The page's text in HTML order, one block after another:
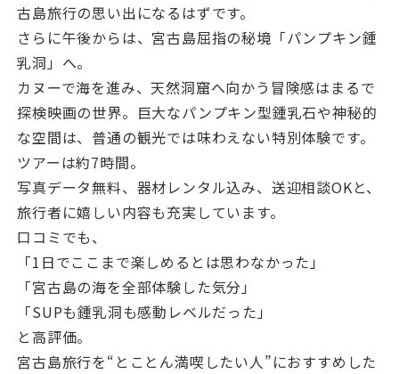
古島旅行の思い出になるはずです。
さらに午後からは、宮古島屈指の秘境「パンプキン鍾
乳洞」へ。
カヌーで海を進み、天然洞窟へ向かう冒険感はまるで
探検映画の世界。巨大なパンプキン型鍾乳石や神秘的
な空間は、普通の観光では味わえない特別体験です。
ツアーは約7時間。
写真データ無料、器材レンタル込み、送迎相談OKと、
旅行者に嬉しい内容も充実しています。
口コミでも、
「1日でここまで楽しめるとは思わなかった」
「宮古島の海を全部体験した気分」
「SUPも鍾乳洞も感動レベルだった」
と高評価。
宮古島旅行を“とことん満喫したい人”におすすめした